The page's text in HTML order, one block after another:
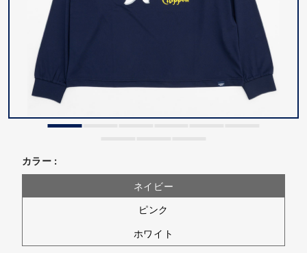
カラー :
ネイビー
ピンク
ホワイト